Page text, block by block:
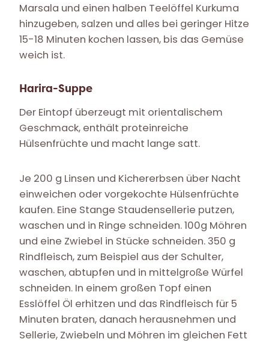
Marsala und einen halben Teelöffel Kurkuma
hinzugeben, salzen und alles bei geringer Hitze
15-18 Minuten kochen lassen, bis das Gemüse
weich ist.
Harira-Suppe
Der Eintopf überzeugt mit orientalischem
Geschmack, enthält proteinreiche
Hülsenfrüchte und macht lange satt.
Je 200 g Linsen und Kichererbsen über Nacht
einweichen oder vorgekochte Hülsenfrüchte
kaufen. Eine Stange Staudensellerie putzen,
waschen und in Ringe schneiden. 100g Möhren
und eine Zwiebel in Stücke schneiden. 350 g
Rindfleisch, zum Beispiel aus der Schulter,
waschen, abtupfen und in mittelgroße Würfel
schneiden. In einem großen Topf einen
Esslöffel Öl erhitzen und das Rindfleisch für 5
Minuten braten, danach herausnehmen und
Sellerie, Zwiebeln und Möhren im gleichen Fett